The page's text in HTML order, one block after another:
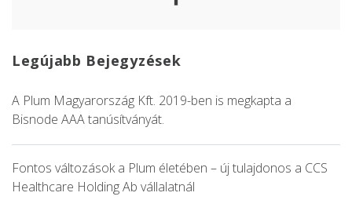
Legújabb Bejegyzések
A Plum Magyarország Kft. 2019-ben is megkapta a
Bisnode AAA tanúsítványát.
Fontos változások a Plum életében – új tulajdonos a CCS
Healthcare Holding Ab vállalatnál